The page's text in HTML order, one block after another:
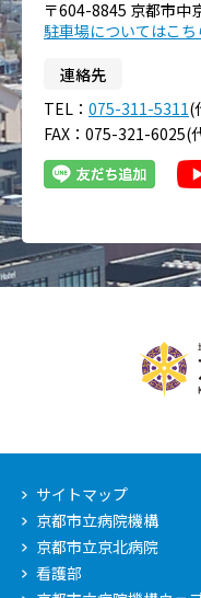
〒604-8845 京都市中
駐車場についてはこち
連絡先
TEL： 075-311-5311(
FAX：075-321-6025(
サイトマップ
京都市立病院機構
京都市立京北病院
看護部